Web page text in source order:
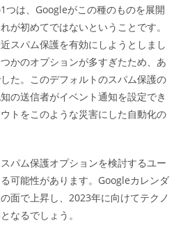
つは、Googleがこの種のものを展開
が初めてではないということです。
スパム保護を有効にしようとしまし
かのオプションが多すぎたため、あ
た。このデフォルトのスパム保護の
の送信者がイベント通知を設定でき
トをこのような災害にした自動化の
パム保護オプションを検討するユー
可能性があります。Googleカレンダ
面で上昇し、2023年に向けてテクノ
なるでしょう。